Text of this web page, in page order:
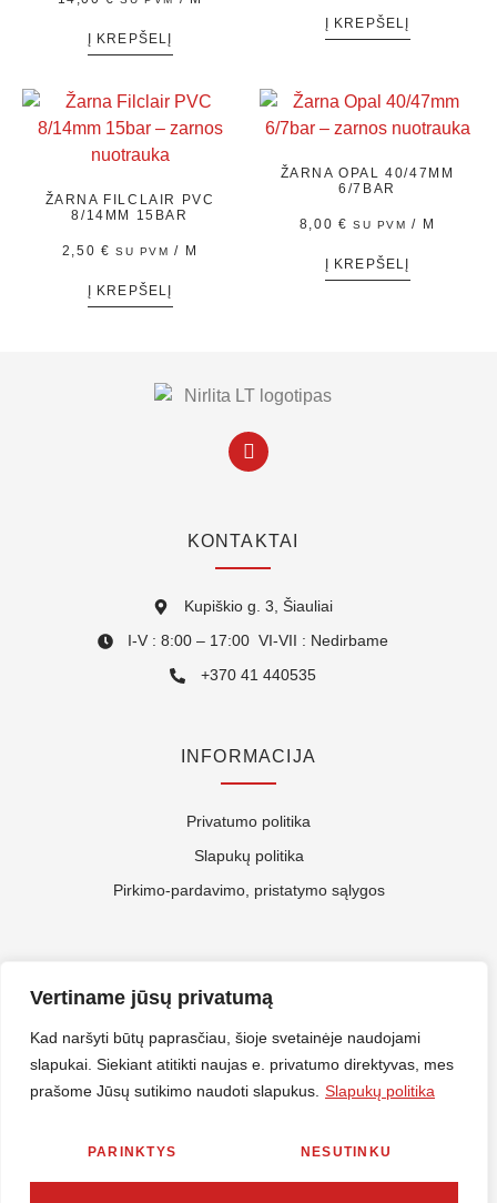
Vertiname jūsų privatumą
Kad naršyti būtų paprasčiau, šioje svetainėje naudojami
slapukai. Siekiant atitikti naujas e. privatumo direktyvas, mes
prašome Jūsų sutikimo naudoti slapukus. Slapukų politika
PARINKTYS NESUTINKU
Į KREPŠELĮ
Į KREPŠELĮ
ŽARNA FILCLAIR PVC
8/14MM 15BAR
2,50 € SU PVM / M
Į KREPŠELĮ
ŽARNA OPAL 40/47MM
6/7BAR
8,00 € SU PVM / M
Į KREPŠELĮ
KONTAKTAI
Kupiškio g. 3, Šiauliai
I-V : 8:00 – 17:00 VI-VII : Nedirbame
+370 41 440535
INFORMACIJA
Privatumo politika
Slapukų politika
Pirkimo-pardavimo, pristatymo sąlygos
Kontaktai
Rekvizitai
ES Parama